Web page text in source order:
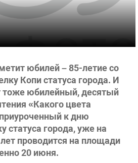
юбилей – 85-летие со
Копи статуса города. И
тоже юбилейный, десятый
«Какого цвета
к дню
статуса города, уже на
проводится на площади
20 июня.